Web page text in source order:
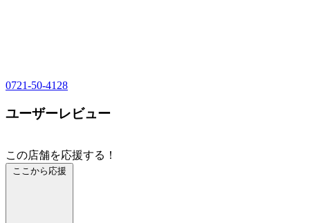
0721-50-4128
ユーザーレビュー
この店舗を応援する！
ここから応援